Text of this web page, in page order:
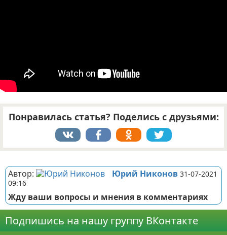
Понравилась статья? Поделись с друзьями:
Автор: Юрий Никонов 31-07-2021
09:16
Жду ваши вопросы и мнения в комментариях
Подпишись на нашу группу ВКонтакте